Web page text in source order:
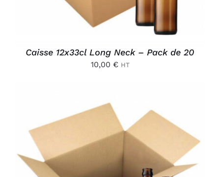
Caisse 12x33cl Long Neck – Pack de 20
10,00 € HT
AJOUTER AU PANIER
/